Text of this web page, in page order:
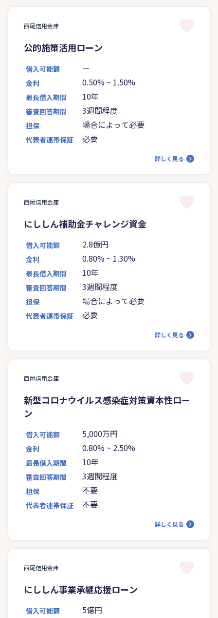
西尾信用金庫
公的施策活用ローン
借入可能額 ー
金利 0.50% ~ 1.50%
最長借入期間 10年
審査回答期間 3週間程度
担保 場合によって必要
代表者連帯保証 必要
詳しく見る
西尾信用金庫
にししん補助金チャレンジ資金
借入可能額 2.8億円
金利 0.80% ~ 1.30%
最長借入期間 10年
審査回答期間 3週間程度
担保 場合によって必要
代表者連帯保証 必要
詳しく見る
西尾信用金庫
新型コロナウイルス感染症対策資本性ロー
ン
借入可能額 5,000万円
金利 0.80% ~ 2.50%
最長借入期間 10年
審査回答期間 3週間程度
担保 不要
代表者連帯保証 不要
詳しく見る
西尾信用金庫
にししん事業承継応援ローン
借入可能額
5億円